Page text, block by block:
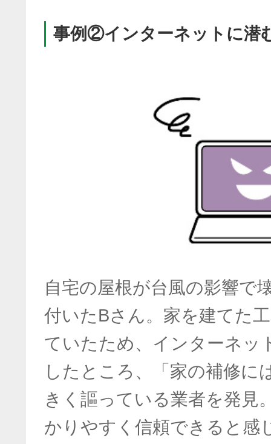
事例②インターネットに潜
自宅の屋根が台風の影響で
付いたBさん。家を建てた
ていたため、インターネッ
したところ、「家の補修に
きく謳っている業者を発見
かりやすく信頼できると感